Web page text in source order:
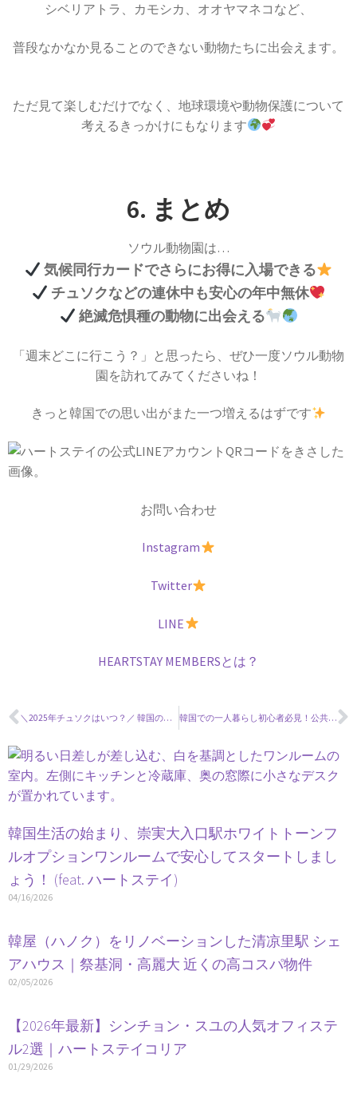
シベリアトラ、カモシカ、オオヤマネコ など、
普段なかなか見ることのできない動物たちに出会えます。
ただ見て楽しむだけでなく、地球環境や動物保護について
考えるきっかけにもなります
6. まとめ
ソウル動物園は…
気候同行カードでさらにお得に入場できる
チュソクなどの連休中も安心の年中無休
絶滅危惧種の動物に出会える
「週末どこに行こう？」と思ったら、ぜひ一度ソウル動物
園を訪れてみてくださいね！
きっと韓国での思い出がまた一つ増えるはずです
お問い合わせ
Instagram
Twitter
LINE
HEARTSTAY MEMBERSとは？
＼2025年チュソクはいつ？／ 韓国のお盆 秋夕（チュソク）特集！ 韓国での一人暮らし初心者必見！公共料金の支払いガイド～ガス代編～
韓国生活の始まり、崇実大入口駅ホワイトトーンフ
ルオプションワンルームで安心してスタートしまし
ょう！ (feat. ハートステイ)
04/16/2026
韓屋（ハノク）をリノベーションした清凉里駅 シェ
アハウス｜祭基洞・高麗大 近くの高コスパ物件
02/05/2026
【2026年最新】シンチョン・スユの人気オフィステ
ル2選｜ハートステイコリア
01/29/2026